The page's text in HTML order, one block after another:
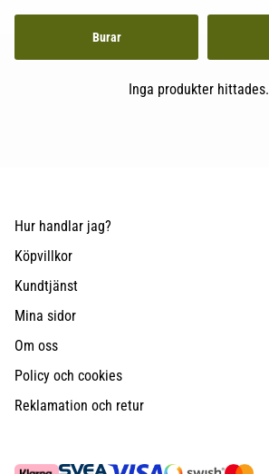
Burar
Inga produkter hittades.
Hur handlar jag?
Köpvillkor
Kundtjänst
Mina sidor
Om oss
Policy och cookies
Reklamation och retur